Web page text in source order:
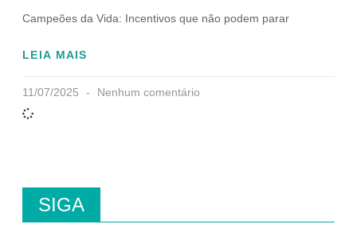
Campeões da Vida: Incentivos que não podem parar
LEIA MAIS
11/07/2025 Nenhum comentário
SIGA